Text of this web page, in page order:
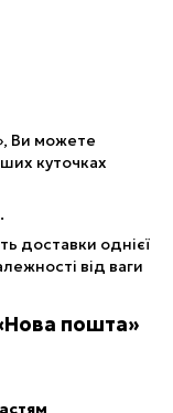
Ви можете
куточках
доставки однієї
від ваги
пошта»